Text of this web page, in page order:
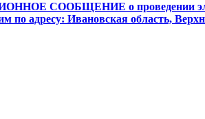
СООБЩЕНИЕ о проведении
по адресу: Ивановская область,